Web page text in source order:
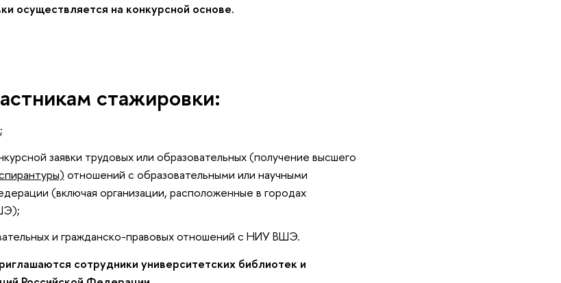
осуществляется на конкурсной основе.
стажировки:
заявки трудовых или образовательных (получение высшего
отношений с образовательными или научными
(включая организации, расположенные в городах
и гражданско-правовых отношений с НИУ ВШЭ.
сотрудники университетских библиотек и